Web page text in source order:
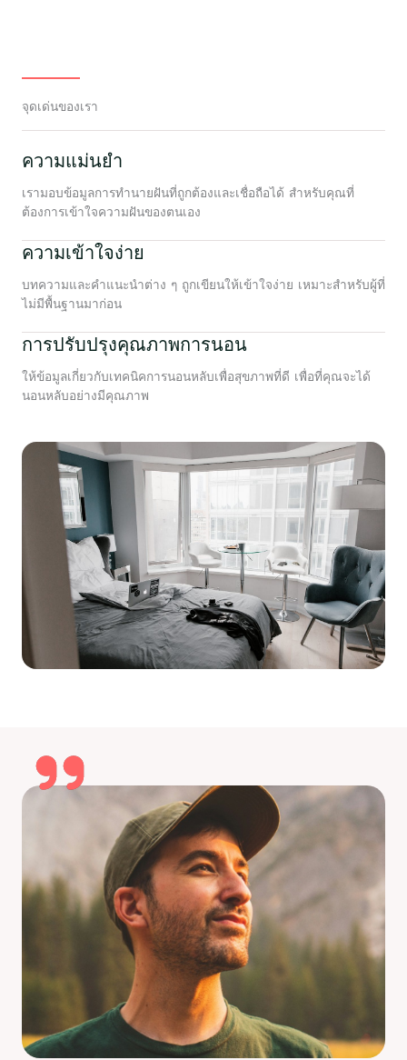
จุดเด่นของเรา
ความแม่นยำ
เรามอบข้อมูลการทำนายฝันที่ถูกต้องและเชื่อถือได้ สำหรับคุณที่
ต้องการเข้าใจความฝันของตนเอง
ความเข้าใจง่าย
บทความและคำแนะนำต่าง ๆ ถูกเขียนให้เข้าใจง่าย เหมาะสำหรับผู้ที่
ไม่มีพื้นฐานมาก่อน
การปรับปรุงคุณภาพการนอน
ให้ข้อมูลเกี่ยวกับเทคนิคการนอนหลับเพื่อสุขภาพที่ดี เพื่อที่คุณจะได้
นอนหลับอย่างมีคุณภาพ